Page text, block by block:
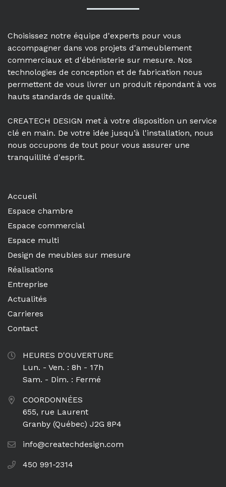
Choisissez notre équipe d'experts pour vous
accompagner dans vos projets d'ameublement
commerciaux et d'ébénisterie sur mesure. Nos
technologies de conception et de fabrication nous
permettent de vous livrer un produit répondant à vos
hauts standards de qualité.
CREATECH DESIGN met à votre disposition un service
clé en main. De votre idée jusqu’à l'installation, nous
nous occupons de tout pour vous assurer une
tranquillité d'esprit.
Accueil
Espace chambre
Espace commercial
Espace multi
Design de meubles sur mesure
Réalisations
Entreprise
Actualités
Carrieres
Contact
HEURES D'OUVERTURE
Lun. - Ven. : 8h - 17h
Sam. - Dim. : Fermé
COORDONNÉES
655, rue Laurent
Granby (Québec) J2G 8P4
info@createchdesign.com
450 991-2314